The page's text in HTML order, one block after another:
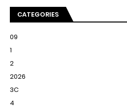
CATEGORIES
09
1
2
2026
3C
4